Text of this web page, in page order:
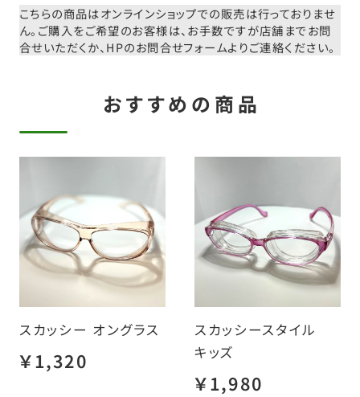
こちらの商品はオンラインショップでの販売は行っておりませ
ん。 ご購入をご希望のお客様は、お手数ですが店舗までお問
合せいただくか、 HPのお問合せフォームよりご連絡ください。
おすすめの商品
スカッシー オングラス
￥1,320
スカッシースタイル
キッズ
￥1,980